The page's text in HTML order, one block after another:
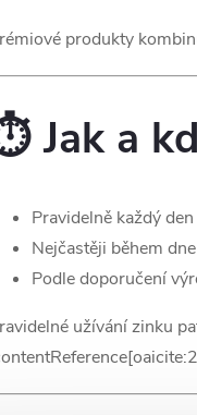
produkty
Jak a
Pravidelně každý den
Nejčastěji během
Podle doporučení
užívání zinku